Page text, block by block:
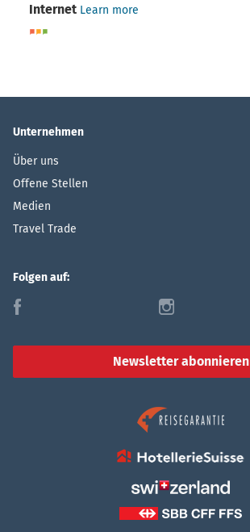
Internet Learn more
Unternehmen
Über uns
Offene Stellen
Medien
Travel Trade
Folgen auf:
f i
Newsletter abonnieren